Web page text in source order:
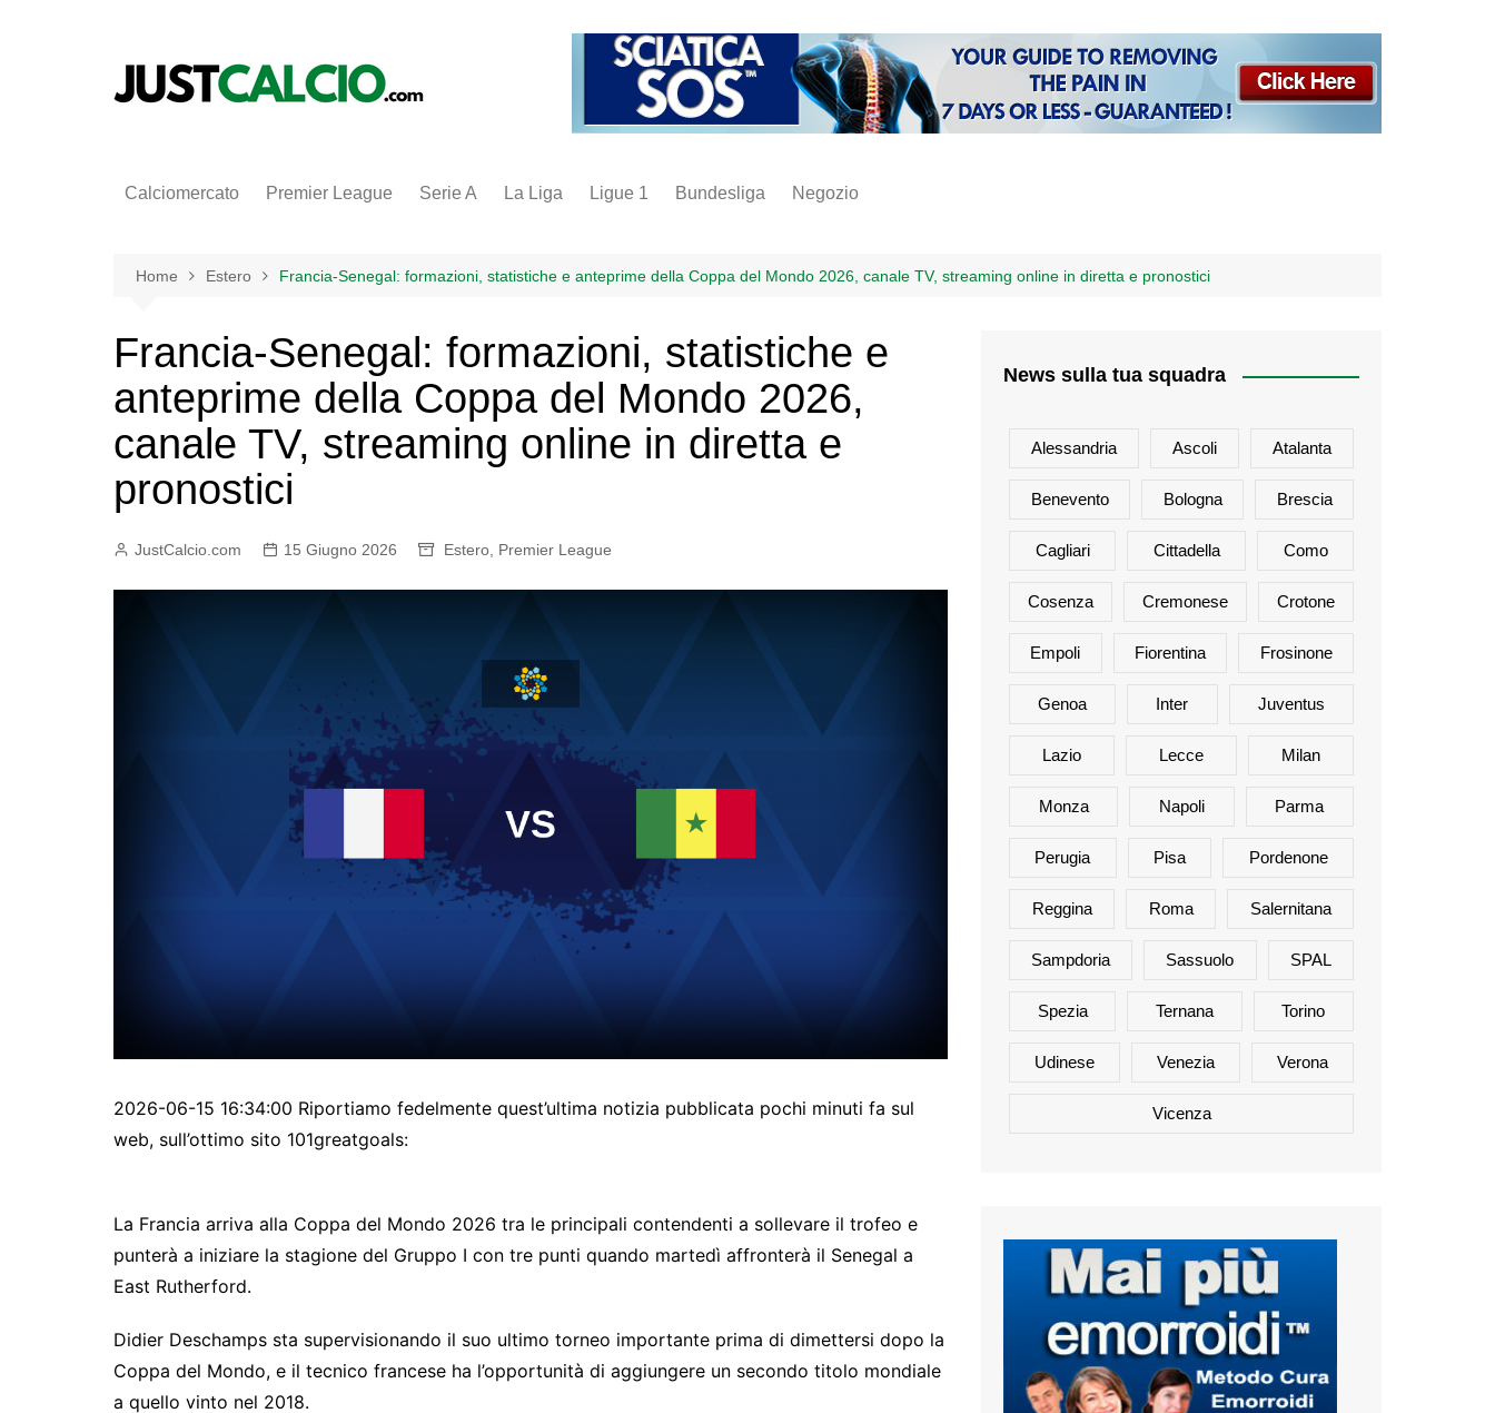
Calciomercato Premier League Serie A La Liga Ligue 1 Bundesliga Negozio
inter
napoli
vintage
fantacalcio
Home Estero Francia-Senegal: formazioni, statistiche e anteprime della Coppa del Mondo 2026, canale TV, streaming online in diretta e pronostici
Francia-Senegal: formazioni, statistiche e
anteprime della Coppa del Mondo 2026,
canale TV, streaming online in diretta e
pronostici
JustCalcio.com 15 Giugno 2026 Estero Premier League
2026-06-15 16:34:00 Riportiamo fedelmente quest’ultima notizia pubblicata pochi minuti fa sul
web, sull’ottimo sito 101greatgoals:
La Francia arriva alla Coppa del Mondo 2026 tra le principali contendenti a sollevare il trofeo e
punterà a iniziare la stagione del Gruppo I con tre punti quando martedì affronterà il Senegal a
East Rutherford.
Didier Deschamps sta supervisionando il suo ultimo torneo importante prima di dimettersi dopo la
Coppa del Mondo, e il tecnico francese ha l’opportunità di aggiungere un secondo titolo mondiale
a quello vinto nel 2018.
News sulla tua squadra
Alessandria Ascoli Atalanta
Benevento Bologna Brescia
Cagliari Cittadella Como
Cosenza Cremonese Crotone
Empoli Fiorentina Frosinone
Genoa Inter Juventus
Lazio Lecce Milan
Monza Napoli Parma
Perugia Pisa Pordenone
Reggina Roma Salernitana
Sampdoria Sassuolo SPAL
Spezia Ternana Torino
Udinese Venezia Verona
Vicenza